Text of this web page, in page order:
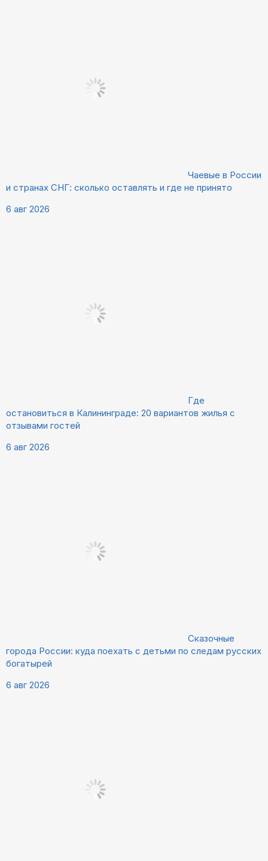
Чаевые в России
и странах СНГ: сколько оставлять и где не принято
6 авг 2026
Где
остановиться в Калининграде: 20 вариантов жилья с
отзывами гостей
6 авг 2026
Сказочные
города России: куда поехать с детьми по следам русских
богатырей
6 авг 2026